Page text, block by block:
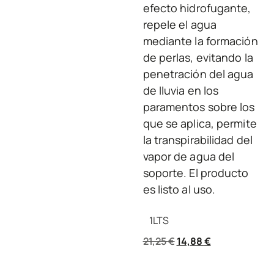
efecto hidrofugante,
repele el agua
mediante la formación
de perlas, evitando la
penetración del agua
de lluvia en los
paramentos sobre los
que se aplica, permite
la transpirabilidad del
vapor de agua del
soporte. El producto
es listo al uso.
1LTS
21,25€ 14,88€